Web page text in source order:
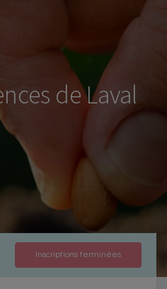
de Laval
Inscriptions terminées